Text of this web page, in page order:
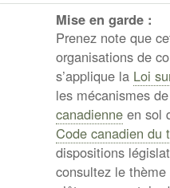
Mise en garde :
Prenez note que
organisations de
s’applique la Loi
les mécanismes
canadienne en sol
Code canadien du
dispositions
consultez le